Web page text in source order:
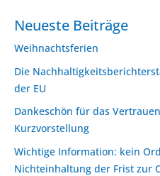
Neueste Beiträge
Weihnachtsferien
Die
der EU
Dankeschön für das
Kurzvorstellung
Wichtige Information: kein
Nichteinhaltung der Frist zur